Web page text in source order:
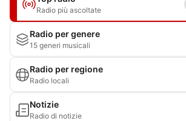
Radio più ascoltate
Radio per genere
15 generi musicali
Radio per regione
Radio locali
Notizie
Radio di notizie